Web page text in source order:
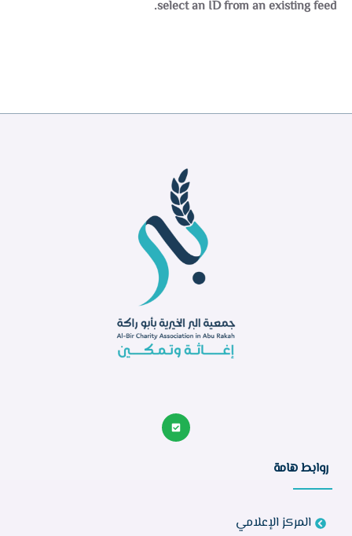
select an ID from an existing feed.
روابط هامة
المركز الإعلامي